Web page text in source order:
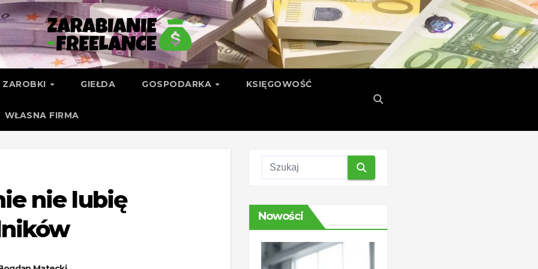
ZAROBKI GIEŁDA GOSPODARKA KSIĘGOWOŚĆ
WŁASNA FIRMA
nie lubię
Nowości